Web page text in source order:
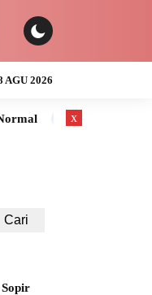
AGU 2026
Usia 3 Tahun Tewas
Cari
x